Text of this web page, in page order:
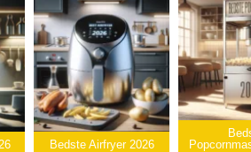
Bedste Airfryer 2026
Bedste